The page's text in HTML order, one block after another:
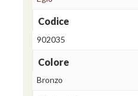
Codice
902035
Colore
Bronzo